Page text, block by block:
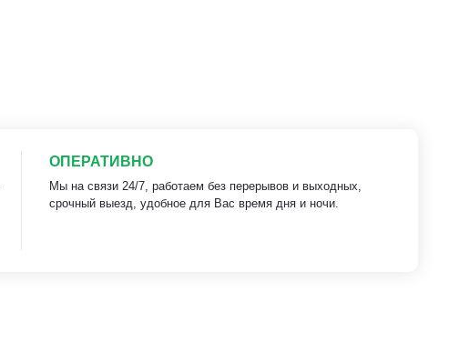
ОПЕРАТИВНО
Мы на связи 24/7, работаем без перерывов и выходных,
срочный выезд, удобное для Вас время дня и ночи.